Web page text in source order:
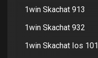
1win Skachat 913
1win Skachat 932
1win Skachat Ios 101